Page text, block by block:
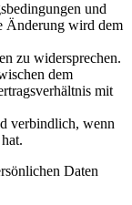
und
Änderung wird dem
zu widersprechen.
dem
mit
verbindlich, wenn
Daten